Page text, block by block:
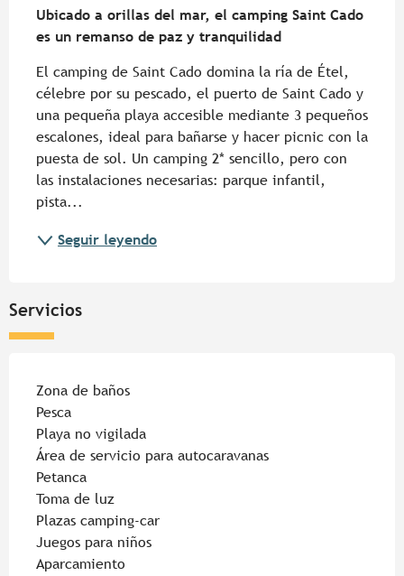
Ubicado a orillas del mar, el camping Saint Cado
es un remanso de paz y tranquilidad
El camping de Saint Cado domina la ría de Étel,
célebre por su pescado, el puerto de Saint Cado y
una pequeña playa accesible mediante 3 pequeños
escalones, ideal para bañarse y hacer picnic con la
puesta de sol. Un camping 2* sencillo, pero con
las instalaciones necesarias: parque infantil,
pista...
Seguir leyendo
Servicios
Zona de baños
Pesca
Playa no vigilada
Área de servicio para autocaravanas
Petanca
Toma de luz
Plazas camping-car
Juegos para niños
Aparcamiento